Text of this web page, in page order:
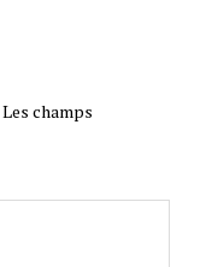
Les champs